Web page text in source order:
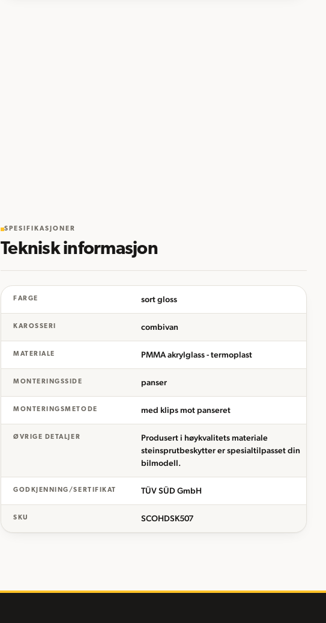
SPESIFIKASJONER
Teknisk informasjon
FARGE sort gloss
KAROSSERI combivan
MATERIALE PMMA akrylglass - termoplast
MONTERINGSSIDE panser
MONTERINGSMETODE med klips mot panseret
ØVRIGE DETALJER
Produsert i høykvalitets materiale
steinsprutbeskytter er spesialtilpasset din
bilmodell.
GODKJENNING/SERTIFIKAT TÜV SÜD GmbH
SKU SCOHDSK507